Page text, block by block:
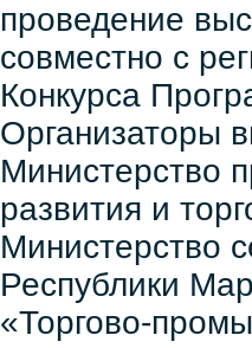
проведение
совместно с
Конкурса
Организаторы
Министерство
развития и
Министерство
Республики
«Торгово-